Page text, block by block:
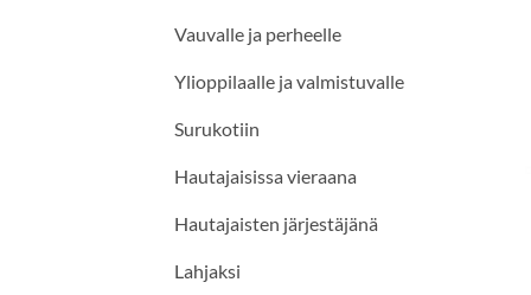
Vauvalle ja perheelle
Ylioppilaalle ja valmistuvalle
Surukotiin
Hautajaisissa vieraana
Hautajaisten järjestäjänä
Lahjaksi